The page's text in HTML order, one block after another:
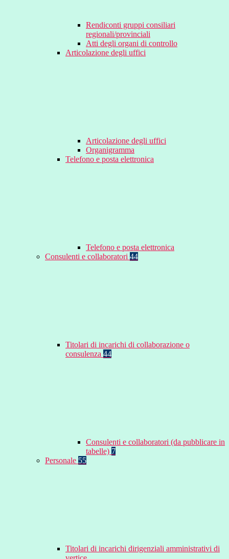
Rendiconti gruppi consiliari
regionali/provinciali
Atti degli organi di controllo
Articolazione degli uffici
Articolazione degli uffici
Organigramma
Telefono e posta elettronica
Telefono e posta elettronica
Consulenti e collaboratori 44
Titolari di incarichi di collaborazione o
consulenza 44
Consulenti e collaboratori (da pubblicare in
tabelle) 7
Personale 55
Titolari di incarichi dirigenziali amministrativi di